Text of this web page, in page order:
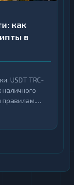
как
в
USDT TRC-
правилам.